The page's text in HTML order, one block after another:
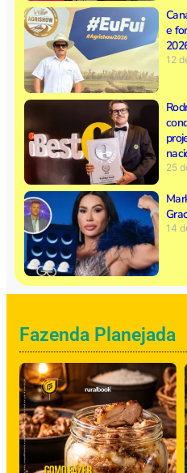
e
12
25
14
Fazenda Planejada